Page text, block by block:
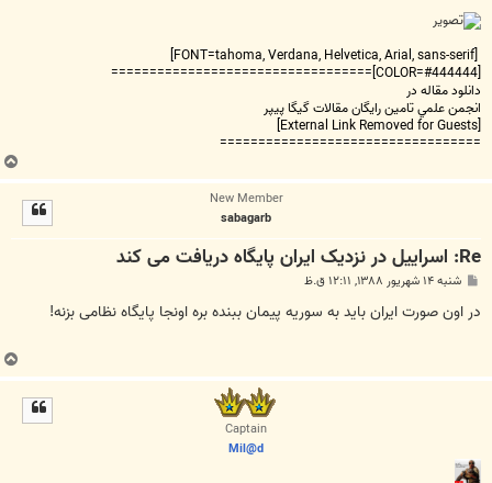
[FONT=tahoma, Verdana, Helvetica, Arial, sans-serif]
[COLOR=#444444]==================================
دانلود مقاله در
انجمن علمي تامين رايگان مقالات گيگا پيپر
[External Link Removed for Guests]
==================================
New Member
sabagarb
Re: اسراییل در نزدیک ایران پایگاه دریافت می کند
ت
شنبه ۱۴ شهریور ۱۳۸۸, ۱۲:۱۱ ق.ظ
در اون صورت ایران باید به سوریه پیمان ببنده بره اونجا پایگاه نظامی بزنه!
Captain
Mil@d